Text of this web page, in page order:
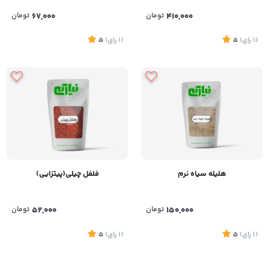
410,000 تومان
(1 رای)
5
67,000 تومان
(1 رای)
5
هلیله سیاه نرم
150,000 تومان
(1 رای)
5
فلفل چیلی(پیتزایی)
52,000 تومان
(1 رای)
5